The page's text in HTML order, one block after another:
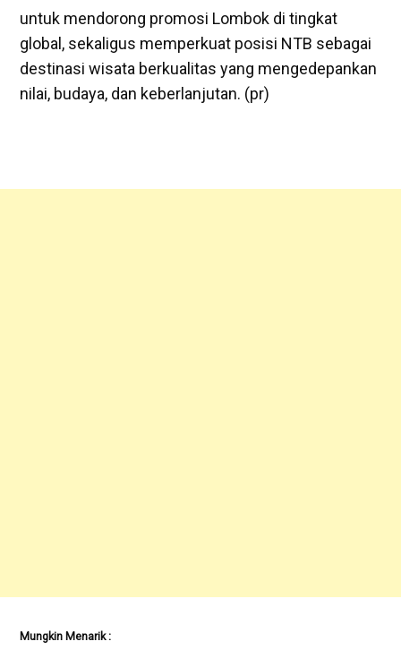
untuk mendorong promosi Lombok di tingkat
global, sekaligus memperkuat posisi NTB sebagai
destinasi wisata berkualitas yang mengedepankan
nilai, budaya, dan keberlanjutan. (pr)
Mungkin Menarik :